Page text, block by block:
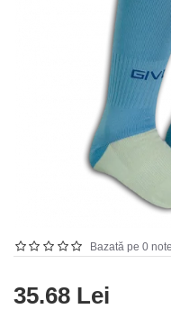
Bazată pe 0
35.68 Lei